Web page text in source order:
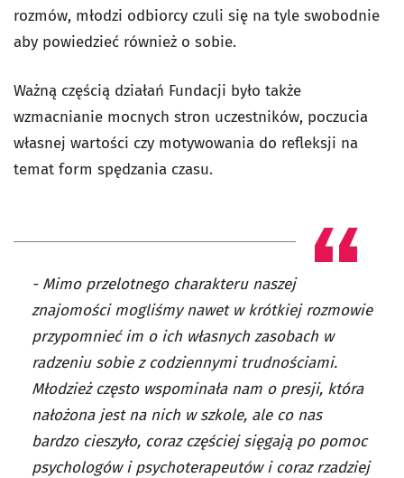
rozmów, młodzi odbiorcy czuli się na tyle swobodnie
aby powiedzieć również o sobie.
Ważną częścią działań Fundacji było także
wzmacnianie mocnych stron uczestników, poczucia
własnej wartości czy motywowania do refleksji na
temat form spędzania czasu.
- Mimo przelotnego charakteru naszej
znajomości mogliśmy nawet w krótkiej rozmowie
przypomnieć im o ich własnych zasobach w
radzeniu sobie z codziennymi trudnościami.
Młodzież często wspominała nam o presji, która
nałożona jest na nich w szkole, ale co nas
bardzo cieszyło, coraz częściej sięgają po pomoc
psychologów i psychoterapeutów i coraz rzadziej